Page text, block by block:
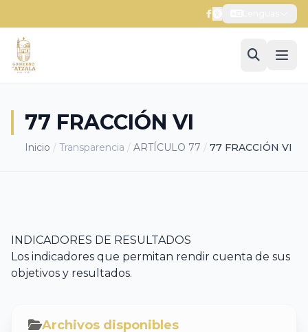
77 FRACCIÓN VI
Inicio / Transparencia / ARTÍCULO 77 / 77 FRACCIÓN VI
INDICADORES DE RESULTADOS
Los indicadores que permitan rendir cuenta de sus
objetivos y resultados.
Archivos disponibles